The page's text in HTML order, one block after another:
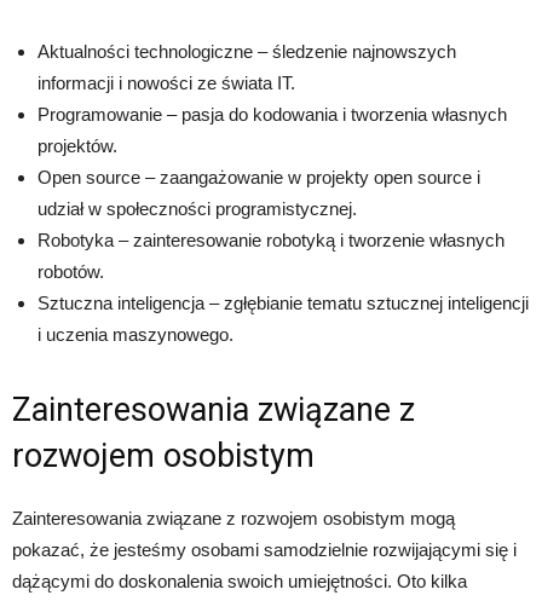
Aktualności technologiczne – śledzenie najnowszych
informacji i nowości ze świata IT.
Programowanie – pasja do kodowania i tworzenia własnych
projektów.
Open source – zaangażowanie w projekty open source i
udział w społeczności programistycznej.
Robotyka – zainteresowanie robotyką i tworzenie własnych
robotów.
Sztuczna inteligencja – zgłębianie tematu sztucznej inteligencji
i uczenia maszynowego.
Zainteresowania związane z
rozwojem osobistym
Zainteresowania związane z rozwojem osobistym mogą
pokazać, że jesteśmy osobami samodzielnie rozwijającymi się i
dążącymi do doskonalenia swoich umiejętności. Oto kilka